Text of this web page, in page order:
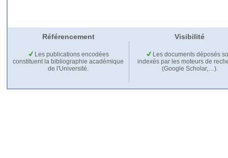
Référencement Visibilité
Les publications encodées
constituent la bibliographie académique
de l'Université.
Les documents déposés
indexés par les moteurs de
(Google Scholar,…).